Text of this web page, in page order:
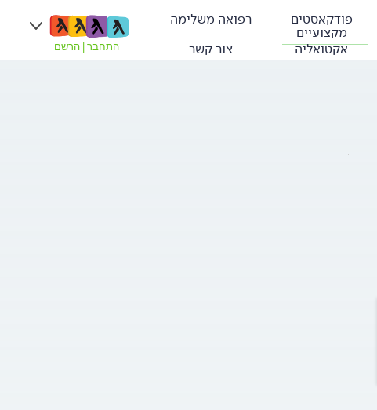
פודקאסטים
מקצועיים
רפואה משלימה
אקטואליה צור קשר התחבר הרשם